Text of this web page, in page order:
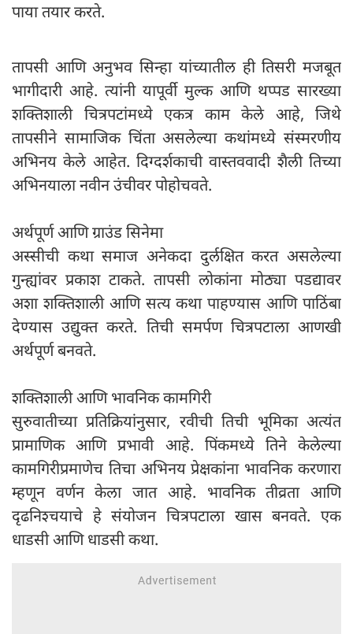
पाया तयार करते.
तापसी आणि अनुभव सिन्हा यांच्यातील ही तिसरी मजबूत
भागीदारी आहे. त्यांनी यापूर्वी मुल्क आणि थप्पड सारख्या
शक्तिशाली चित्रपटांमध्ये एकत्र काम केले आहे, जिथे
तापसीने सामाजिक चिंता असलेल्या कथांमध्ये संस्मरणीय
अभिनय केले आहेत. दिग्दर्शकाची वास्तववादी शैली तिच्या
अभिनयाला नवीन उंचीवर पोहोचवते.
अर्थपूर्ण आणि ग्राउंड सिनेमा
अस्सीची कथा समाज अनेकदा दुर्लक्षित करत असलेल्या
गुन्ह्यांवर प्रकाश टाकते. तापसी लोकांना मोठ्या पडद्यावर
अशा शक्तिशाली आणि सत्य कथा पाहण्यास आणि पाठिंबा
देण्यास उद्युक्त करते. तिची समर्पण चित्रपटाला आणखी
अर्थपूर्ण बनवते.
शक्तिशाली आणि भावनिक कामगिरी
सुरुवातीच्या प्रतिक्रियांनुसार, रवीची तिची भूमिका अत्यंत
प्रामाणिक आणि प्रभावी आहे. पिंकमध्ये तिने केलेल्या
कामगिरीप्रमाणेच तिचा अभिनय प्रेक्षकांना भावनिक करणारा
म्हणून वर्णन केला जात आहे. भावनिक तीव्रता आणि
दृढनिश्चयाचे हे संयोजन चित्रपटाला खास बनवते. एक
धाडसी आणि धाडसी कथा.